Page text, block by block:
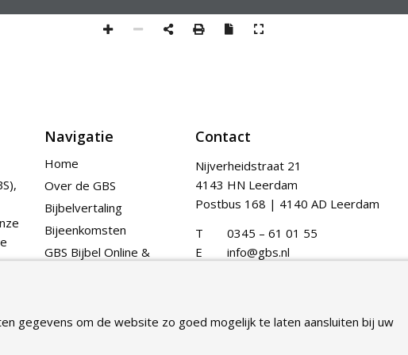
Navigatie
Home
Over de GBS
Bijbelvertaling
Bijeenkomsten
GBS Bijbel Online &
Contact
Nijverheidstraat 21
4143 HN Leerdam
Postbus 168 | 4140 AD Leerdam
T
0345 – 61 01 55
E
info@gbs.nl
gegevens om de website zo goed mogelijk te laten aansluiten bij uw